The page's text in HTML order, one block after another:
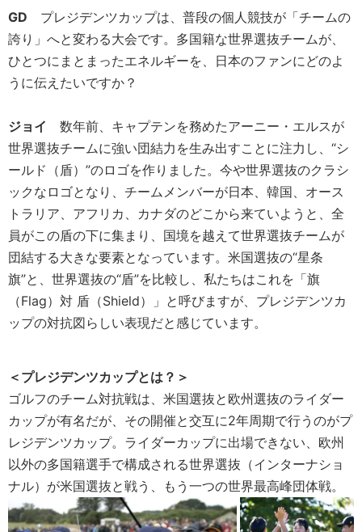
GD プレジデンツカップは、普段の個人競技が「チームの
誇り」へと変わる大会です。多国籍な世界選抜チームが、
ひとつにまとまったエネルギーを、日本のファンにどのよ
うに伝えたいですか？
ジョイ 数年前、キャプテンを務めたアーニー・エルスが
世界選抜チームに強い団結力を生み出すことに注力し、“シ
ールド（盾）”のロゴを作りました。今や世界選抜のクラシ
ックなロゴとなり、チームメンバーが日本、韓国、オース
トラリア、アフリカ、カナダのどこから来ていようと、全
員がこの盾の下に集まり、国境を越えて世界選抜チームが
団結する大きな要素となっています。米国選抜の“星条
旗”と、世界選抜の“盾”を比較し、私たちはこれを「旗
（Flag）対 盾（Shield）」と呼びますが、プレジデンツカ
ップの対抗図らしい表現だと感じています。
＜プレジデンツカップとは？＞
ゴルフのチーム対抗戦は、米国選抜と欧州選抜のライダー
カップが有名だが、その開催と交互に2年周期で行うのがプ
レジデンツカップ。ライダーカップに出場できない、欧州
以外の多国籍選手で構成される世界選抜（インターナショ
ナル）が米国選抜と戦う、もう一つの世界最高峰団体戦。